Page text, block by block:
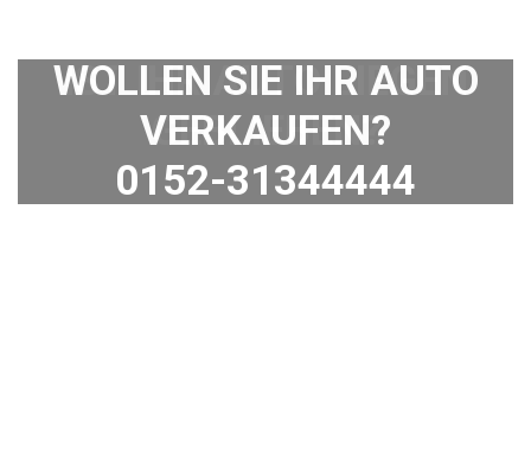
WOLLEN SIE IHR AUTO
VERKAUFEN?
0152-31344444